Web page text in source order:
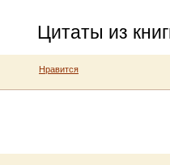
Цитаты из
Нравится